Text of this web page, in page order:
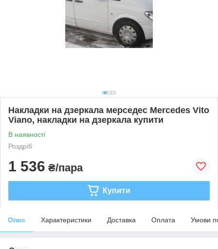
Накладки на дзеркала мерседес Mercedes Vito
Viano, накладки на дзеркала купити
В наявності
Роздріб
1 536 ₴/пара
Купити
Опис Характеристики Доставка Оплата Умови